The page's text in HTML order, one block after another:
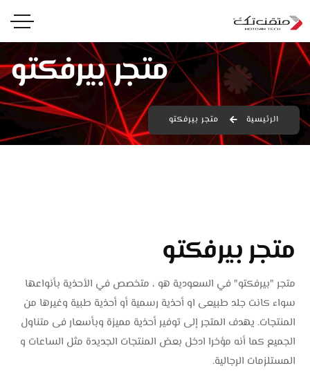
متجر بيرفكتو
الرئيسية متجر بيرفكتو
متجر بيرفكتو
متجر "بيرفكتو" في السعودية هو ، متخصص في الأحذية بأنواعها
سواء كانت جلد طبيعى او أحذية رسمية أو أحذية طبية وغيرها من
المنتجات. يهدف المتجر إلى توفير أحذية مميزة وبأسعار فى متناول
الجميع كما أنه مؤخرا ادخل بعض المنتجات الجديدة مثل الساعات و
المستلزمات الرجالية.